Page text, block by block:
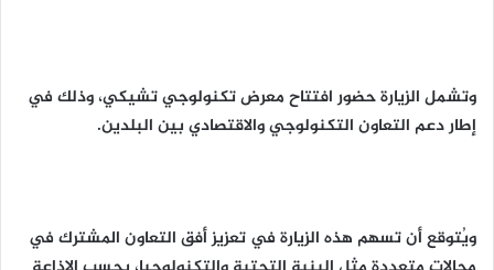
وتشمل الزيارة حضور افتتاح معرض تكنولوجي تشيكي، وذلك في
إطار دعم التعاون التكنولوجي والاقتصادي بين البلدين.
ويُتوقع أن تسهم هذه الزيارة في تعزيز أفق التعاون المشترك في